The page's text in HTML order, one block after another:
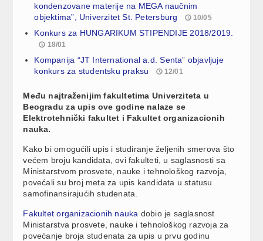
kondenzovane materije na MEGA naučnim
objektima”, Univerzitet St. Petersburg
10/05
Konkurs za HUNGARIKUM STIPENDIJE 2018/2019.
18/01
Kompanija “JT International a.d. Senta” objavljuje
konkurs za studentsku praksu
12/01
Među najtraženijim fakultetima Univerziteta u
Beogradu za upis ove godine nalaze se
Elektrotehnički fakultet i Fakultet organizacionih
nauka.
Kako bi omogućili upis i studiranje željenih smerova što
većem broju kandidata, ovi fakulteti, u saglasnosti sa
Ministarstvom prosvete, nauke i tehnološkog razvoja,
povećali su broj meta za upis kandidata u statusu
samofinansirajućih studenata.
Fakultet organizacionih nauka dobio je saglasnost
Ministarstva prosvete, nauke i tehnološkog razvoja za
povećanje broja studenata za upis u prvu godinu